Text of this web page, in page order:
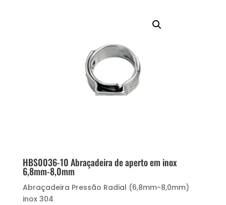
HBS0036-10 Abraçadeira de aperto em inox
6,8mm-8,0mm
Abraçadeira Pressão Radial (6,8mm-8,0mm)
inox 304